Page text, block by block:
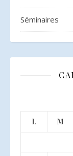
Séminaires
L M